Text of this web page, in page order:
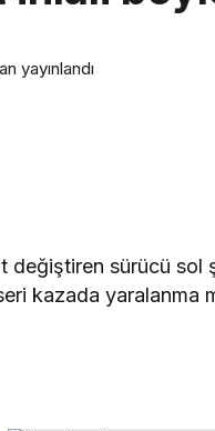
yayınlandı
değiştiren sürücü sol
kazada yaralanma